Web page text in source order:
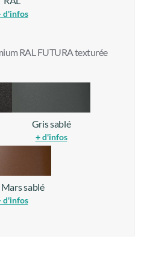
d'infos
RAL FUTURA texturée
Gris sablé
+ d'infos
sablé
d'infos